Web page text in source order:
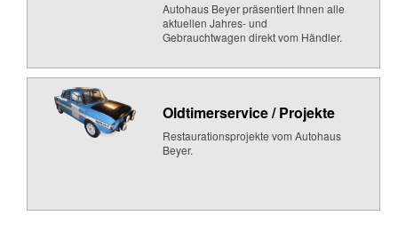
Autohaus Beyer präsentiert Ihnen alle
aktuellen Jahres- und
Gebrauchtwagen direkt vom Händler.
Oldtimerservice / Projekte
Restaurationsprojekte vom Autohaus
Beyer.